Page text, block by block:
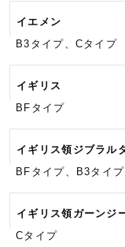
イエメン
B3タイプ、Cタイプ
イギリス
BFタイプ
イギリス領ジブラル
BFタイプ、B3タイ
イギリス領ガーンジ
Cタイプ